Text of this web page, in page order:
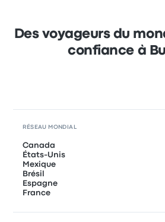
Des voyageurs du
confiance à
RÉSEAU MONDIAL
Canada
États-Unis
Mexique
Brésil
Espagne
France